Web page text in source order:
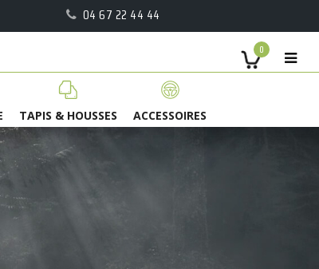
04 67 22 44 44
0
TAPIS & HOUSSES ACCESSOIRES